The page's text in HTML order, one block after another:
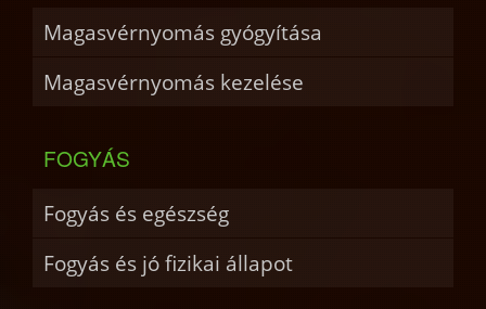
Magasvérnyomás gyógyítása
Magasvérnyomás kezelése
FOGYÁS
Fogyás és egészség
Fogyás és jó fizikai állapot